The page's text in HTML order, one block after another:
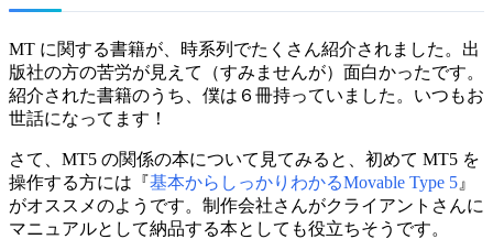
MT に関する書籍が、時系列でたくさん紹介されました。出
版社の方の苦労が見えて（すみませんが）面白かったです。
紹介された書籍のうち、僕は６冊持っていました。いつもお
世話になってます！
さて、MT5 の関係の本について見てみると、初めて MT5 を
操作する方には『基本からしっかりわかるMovable Type 5 』
がオススメのようです。制作会社さんがクライアントさんに
マニュアルとして納品する本としても役立ちそうです。